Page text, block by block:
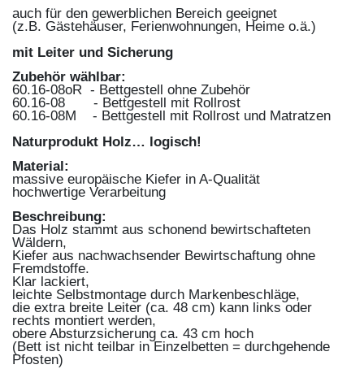
auch für den gewerblichen Bereich geeignet
(z.B. Gästehäuser, Ferienwohnungen, Heime o.ä.)
mit Leiter und Sicherung
Zubehör wählbar:
60.16-08oR - Bettgestell ohne Zubehör
60.16-08 - Bettgestell mit Rollrost
60.16-08M - Bettgestell mit Rollrost und Matratzen
Naturprodukt Holz… logisch!
Material:
massive europäische Kiefer in A-Qualität
hochwertige Verarbeitung
Beschreibung:
Das Holz stammt aus schonend bewirtschafteten
Wäldern,
Kiefer aus nachwachsender Bewirtschaftung ohne
Fremdstoffe.
Klar lackiert,
leichte Selbstmontage durch Markenbeschläge,
die extra breite Leiter (ca. 48 cm) kann links oder
rechts montiert werden,
obere Absturzsicherung ca. 43 cm hoch
(Bett ist nicht teilbar in Einzelbetten = durchgehende
Pfosten)